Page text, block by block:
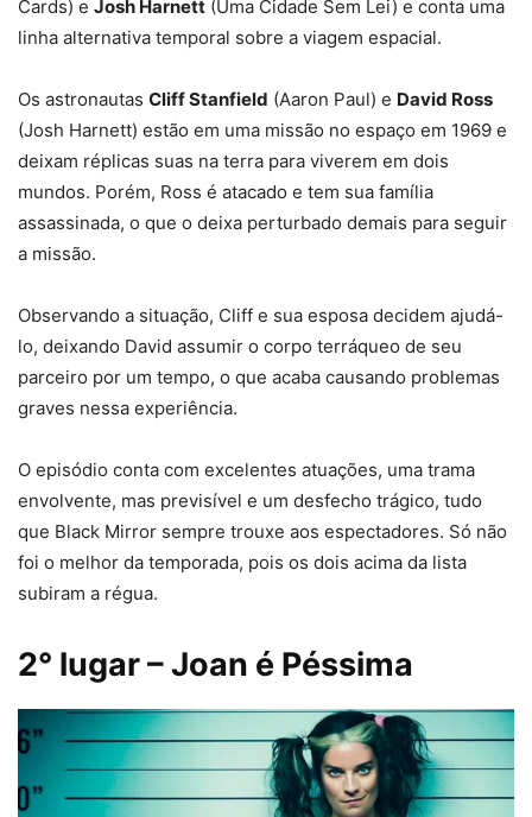
Cards) e Josh Harnett (Uma Cidade Sem Lei) e conta uma
linha alternativa temporal sobre a viagem espacial.
Os astronautas Cliff Stanfield (Aaron Paul) e David Ross
(Josh Harnett) estão em uma missão no espaço em 1969 e
deixam réplicas suas na terra para viverem em dois
mundos. Porém, Ross é atacado e tem sua família
assassinada, o que o deixa perturbado demais para seguir
a missão.
Observando a situação, Cliff e sua esposa decidem ajudá-
lo, deixando David assumir o corpo terráqueo de seu
parceiro por um tempo, o que acaba causando problemas
graves nessa experiência.
O episódio conta com excelentes atuações, uma trama
envolvente, mas previsível e um desfecho trágico, tudo
que Black Mirror sempre trouxe aos espectadores. Só não
foi o melhor da temporada, pois os dois acima da lista
subiram a régua.
2° lugar – Joan é Péssima